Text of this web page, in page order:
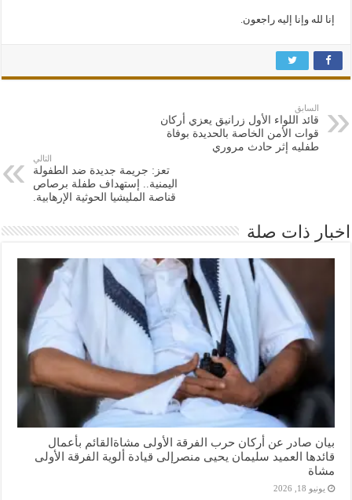
إنا لله وإنا إليه راجعون.
السابق
قائد اللواء الأول زرانيق يعزي أركان
قوات الأمن الخاصة بالحديدة بوفاة
طفليه إثر حادث مروري
التالي
تعز: جريمة جديدة ضد الطفولة
اليمنية.. إستهداف طفلة برصاص
قناصة المليشيا الحوثية الإرهابية.
اخبار ذات صلة
بيان صادر عن أركان حرب الفرقة الأولى مشاةالقائم بأعمال
قائدها العميد سليمان يحيى منصرإلى قيادة ألوية الفرقة الأولى
مشاة
يونيو 18, 2026